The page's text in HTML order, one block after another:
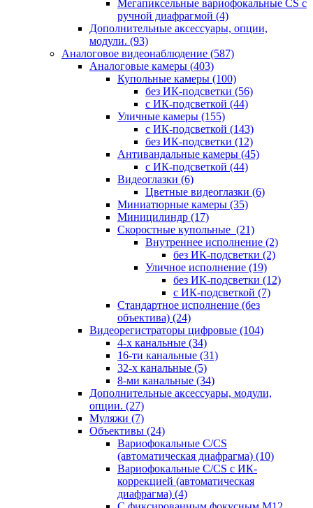
Мегапиксельные вариофокальные CS c
ручной диафрагмой (4)
Дополнительные аксессуары, опции,
модули. (93)
Аналоговое видеонаблюдение (587)
Аналоговые камеры (403)
Купольные камеры (100)
без ИК-подсветки (56)
с ИК-подсветкой (44)
Уличные камеры (155)
с ИК-подсветкой (143)
без ИК-подсветки (12)
Антивандальные камеры (45)
с ИК-подсветкой (44)
Видеоглазки (6)
Цветные видеоглазки (6)
Миниатюрные камеры (35)
Миницилиндр (17)
Скоростные купольные (21)
Внутреннее исполнение (2)
без ИК-подсветки (2)
Уличное исполнение (19)
без ИК-подсветки (12)
с ИК-подсветкой (7)
Стандартное исполнение (без
объектива) (24)
Видеорегистраторы цифровые (104)
4-х канальные (34)
16-ти канальные (31)
32-х канальные (5)
8-ми канальные (34)
Дополнительные аксессуары, модули,
опции. (27)
Муляжи (7)
Объективы (24)
Вариофокальные C/CS
(автоматическая диафрагма) (10)
Вариофокальные C/CS с ИК-
коррекцией (автоматическая
диафрагма) (4)